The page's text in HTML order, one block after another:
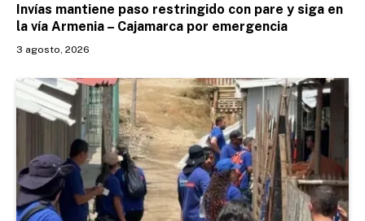
Invías mantiene paso restringido con pare y siga en
la vía Armenia – Cajamarca por emergencia
3 agosto, 2026